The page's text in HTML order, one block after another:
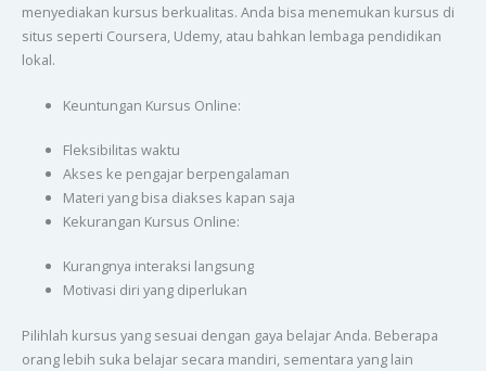
menyediakan kursus berkualitas. Anda bisa menemukan kursus di
situs seperti Coursera, Udemy, atau bahkan lembaga pendidikan
lokal.
Keuntungan Kursus Online:
Fleksibilitas waktu
Akses ke pengajar berpengalaman
Materi yang bisa diakses kapan saja
Kekurangan Kursus Online:
Kurangnya interaksi langsung
Motivasi diri yang diperlukan
Pilihlah kursus yang sesuai dengan gaya belajar Anda. Beberapa
orang lebih suka belajar secara mandiri, sementara yang lain